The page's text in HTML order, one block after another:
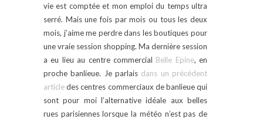
vie est comptée et mon emploi du temps ultra
serré. Mais une fois par mois ou tous les deux
mois, j’aime me perdre dans les boutiques pour
une vraie session shopping. Ma dernière session
a eu lieu au centre commercial Belle Epine, en
proche banlieue. Je parlais dans un précédent
articledes centres commerciaux de banlieue qui
sont pour moi l’alternative idéale aux belles
rues parisiennes lorsque la météo n’est pas de